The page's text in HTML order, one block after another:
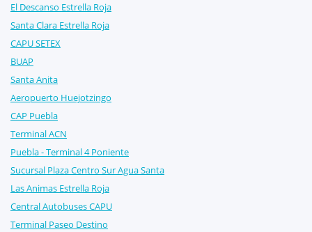
El Descanso Estrella Roja
Santa Clara Estrella Roja
CAPU SETEX
BUAP
Santa Anita
Aeropuerto Huejotzingo
CAP Puebla
Terminal ACN
Puebla - Terminal 4 Poniente
Sucursal Plaza Centro Sur Agua Santa
Las Animas Estrella Roja
Central Autobuses CAPU
Terminal Paseo Destino